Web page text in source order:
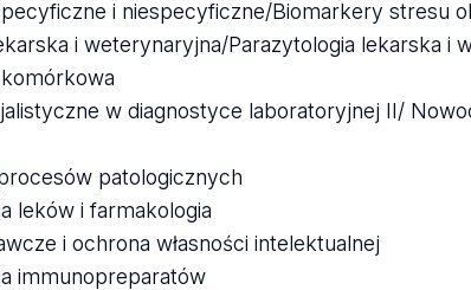
i niespecyficzne/Biomarkery stresu
i weterynaryjna/Parazytologia lekarska i
w diagnostyce laboratoryjnej II/
patologicznych
leków i farmakologia
i ochrona własności intelektualnej
immunopreparatów